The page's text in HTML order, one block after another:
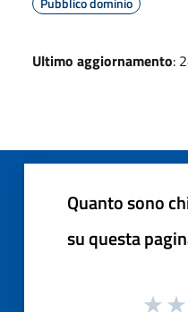
Ultimo aggiornamento:
Quanto sono
su questa